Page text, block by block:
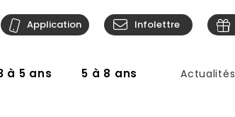
à 5 ans 5 à 8 ans Actualités
Application Infolettre